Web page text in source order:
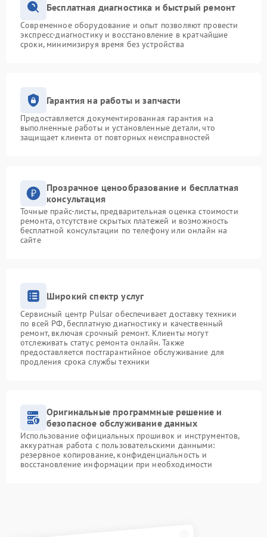
Бесплатная диагностика и быстрый ремонт
Современное оборудование и опыт позволяют провести
экспресс-диагностику и восстановление в кратчайшие
сроки, минимизируя время без устройства
Гарантия на работы и запчасти
Предоставляется документированная гарантия на
выполненные работы и установленные детали, что
защищает клиента от повторных неисправностей
Прозрачное ценообразование и бесплатная
консультация
Точные прайс-листы, предварительная оценка стоимости
ремонта, отсутствие скрытых платежей и возможность
бесплатной консультации по телефону или онлайн на
сайте
Широкий спектр услуг
Сервисный центр Pulsar обеспечивает доставку техники
по всей РФ, бесплатную диагностику и качественный
ремонт, включая срочный ремонт. Клиенты могут
отслеживать статус ремонта онлайн. Также
предоставляется постгарантийное обслуживание для
продления срока службы техники
Оригинальные программные решение и
безопасное обслуживание данных
Использование официальных прошивок и инструментов,
аккуратная работа с пользовательскими данными:
резервное копирование, конфиденциальность и
восстановление информации при необходимости